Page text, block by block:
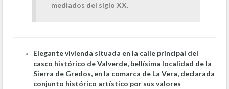
mediados del siglo XX.
Elegante vivienda situada en la calle principal del
casco histórico de Valverde, bellísima localidad de la
Sierra de Gredos, en la comarca de La Vera, declarada
conjunto histórico artístico por sus valores